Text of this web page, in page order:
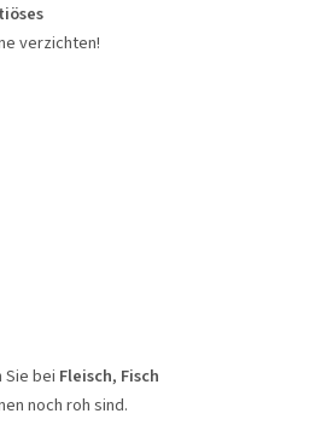
verzichten!
bei Fleisch, Fisch
noch roh sind.